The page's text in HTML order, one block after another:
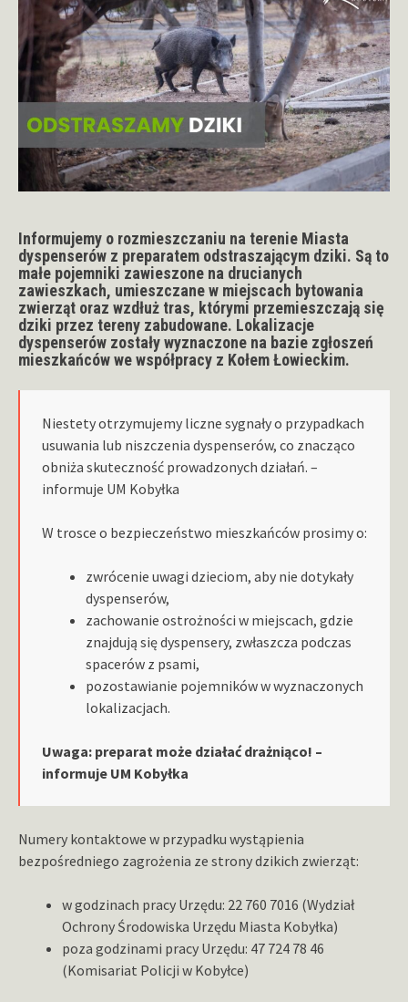
Informujemy o rozmieszczaniu na terenie Miasta
dyspenserów z preparatem odstraszającym dziki. Są to
małe pojemniki zawieszone na drucianych
zawieszkach, umieszczane w miejscach bytowania
zwierząt oraz wzdłuż tras, którymi przemieszczają się
dziki przez tereny zabudowane. Lokalizacje
dyspenserów zostały wyznaczone na bazie zgłoszeń
mieszkańców we współpracy z Kołem Łowieckim.
Niestety otrzymujemy liczne sygnały o przypadkach
usuwania lub niszczenia dyspenserów, co znacząco
obniża skuteczność prowadzonych działań. –
informuje UM Kobyłka
W trosce o bezpieczeństwo mieszkańców prosimy o:
zwrócenie uwagi dzieciom, aby nie dotykały
dyspenserów,
zachowanie ostrożności w miejscach, gdzie
znajdują się dyspensery, zwłaszcza podczas
spacerów z psami,
pozostawianie pojemników w wyznaczonych
lokalizacjach.
Uwaga: preparat może działać drażniąco! –
informuje UM Kobyłka
Numery kontaktowe w przypadku wystąpienia
bezpośredniego zagrożenia ze strony dzikich zwierząt:
w godzinach pracy Urzędu: 22 760 7016 (Wydział
Ochrony Środowiska Urzędu Miasta Kobyłka)
poza godzinami pracy Urzędu: 47 724 78 46
(Komisariat Policji w Kobyłce)